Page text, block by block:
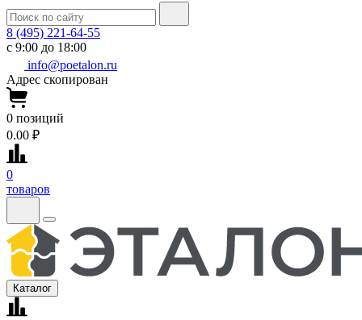
8 (495) 221-64-55
с 9:00 до 18:00
info@poetalon.ru
Адрес скопирован
0 позиций
0.00 ₽
0
товаров
Каталог